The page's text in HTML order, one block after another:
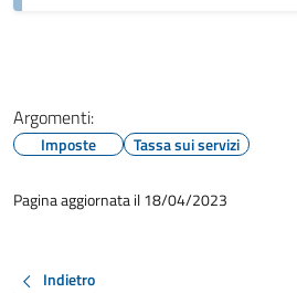
Argomenti:
Imposte Tassa sui servizi
Pagina aggiornata il 18/04/2023
Indietro